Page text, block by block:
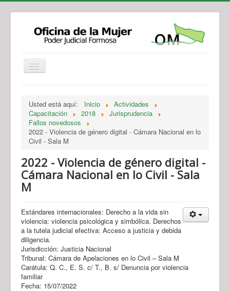
Legislación
Novedades
Recursos y Servicios de Atención
Usted está aquí: Inicio
Actividades
Capacitación
2018
Jurisprudencia
Fallos novedosos
2022 - Violencia de género digital - Cámara Nacional en lo
Civil - Sala M
2022 - Violencia de género digital -
Cámara Nacional en lo Civil - Sala
M
Estándares internacionales: Derecho a la vida sin
violencia: violencia psicológica y simbólica. Derechos
a la tutela judicial efectiva: Acceso a justicia y debida
diligencia.
Jurisdicción: Justicia Nacional
Tribunal: Cámara de Apelaciones en lo Civil – Sala M
Carátula: Q. C., E. S. c/ T., B. s/ Denuncia por violencia
familiar
Fecha: 15/07/2022